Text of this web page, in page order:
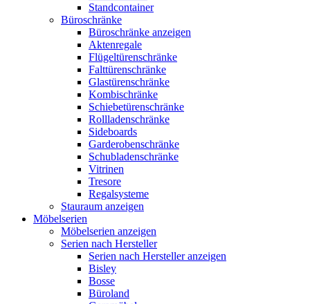
Standcontainer
Büroschränke
Büroschränke anzeigen
Aktenregale
Flügeltürenschränke
Falttürenschränke
Glastürenschränke
Kombischränke
Schiebetürenschränke
Rollladenschränke
Sideboards
Garderobenschränke
Schubladenschränke
Vitrinen
Tresore
Regalsysteme
Stauraum anzeigen
Möbelserien
Möbelserien anzeigen
Serien nach Hersteller
Serien nach Hersteller anzeigen
Bisley
Bosse
Büroland